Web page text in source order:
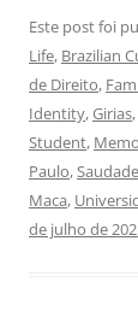
Este post foi
Life, Brazilian
de Direito,
Identity,Girias,
Student,
Paulo,Saudade
Maca,
de julho de